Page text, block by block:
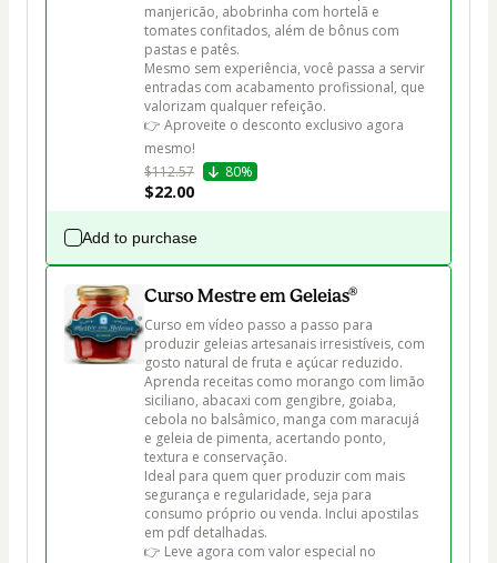
manjericão, abobrinha com hortelã e
tomates confitados, além de bônus com
pastas e patês.
Mesmo sem experiência, você passa a servir
entradas com acabamento profissional, que
valorizam qualquer refeição.
👉 Aproveite o desconto exclusivo agora
mesmo!
$112.57
80%
$22.00
Add to purchase
Curso Mestre em Geleias®
Curso em vídeo passo a passo para
produzir geleias artesanais irresistíveis, com
gosto natural de fruta e açúcar reduzido.
Aprenda receitas como morango com limão
siciliano, abacaxi com gengibre, goiaba,
cebola no balsâmico, manga com maracujá
e geleia de pimenta, acertando ponto,
textura e conservação.
Ideal para quem quer produzir com mais
segurança e regularidade, seja para
consumo próprio ou venda. Inclui apostilas
em pdf detalhadas.
👉 Leve agora com valor especial no